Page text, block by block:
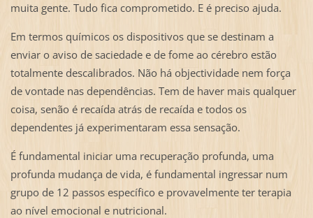
muita gente. Tudo fica comprometido. E é preciso ajuda.
Em termos químicos os dispositivos que se destinam a
enviar o aviso de saciedade e de fome ao cérebro estão
totalmente descalibrados. Não há objectividade nem força
de vontade nas dependências. Tem de haver mais qualquer
coisa, senão é recaída atrás de recaída e todos os
dependentes já experimentaram essa sensação.
É fundamental iniciar uma recuperação profunda, uma
profunda mudança de vida, é fundamental ingressar num
grupo de 12 passos específico e provavelmente ter terapia
ao nível emocional e nutricional.